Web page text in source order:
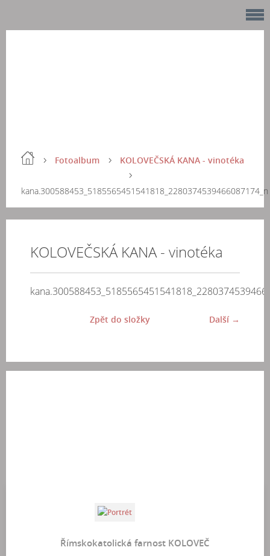
Fotoalbum KOLOVEČSKÁ KANA - vinotéka
kana.300588453_5185565451541818_2280374539466087174_n
KOLOVEČSKÁ KANA - vinotéka
Další →
Zpět do složky
Římskokatolická farnost KOLOVEČ